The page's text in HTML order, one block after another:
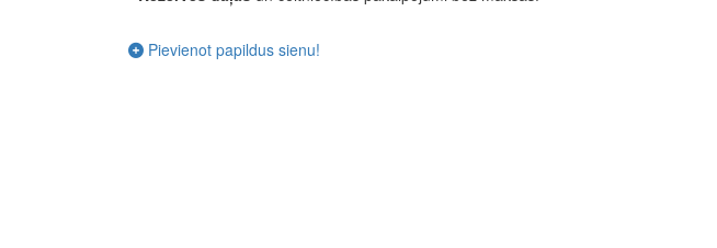
Pievienot papildus sienu!